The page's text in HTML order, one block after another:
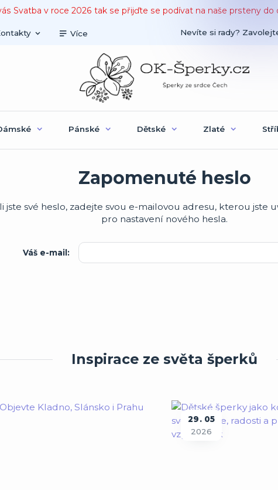
Svatba v roce 2026 tak se přijďte se podívat na naše prsteny do
Více Nevíte si rady?
Pánské Dětské Zlaté
Zapomenuté heslo
své heslo, zadejte svou e-mailovou adresu, kterou jste
pro nastavení nového hesla.
Váš e-mail:
Inspirace ze světa šperků
29
05
2026